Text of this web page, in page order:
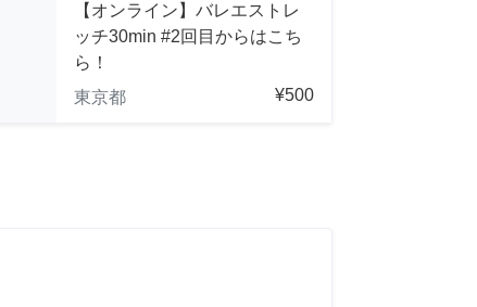
【オンライン】バレエストレ
ッチ30min #2回目からはこち
ら！
東京都
¥500